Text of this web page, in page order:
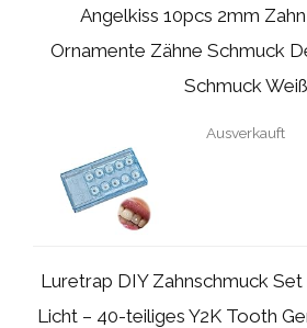
Angelkiss 10pcs 2mm
Ornamente Zähne Schmuck
Schmuck Weiß
Ausverkauft
Luretrap DIY Zahnschmuck
Licht – 40-teiliges Y2K Tooth